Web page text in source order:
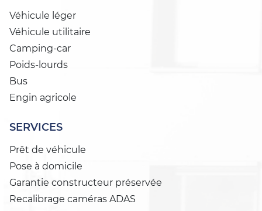
Véhicule léger
Véhicule utilitaire
Camping-car
Poids-lourds
Bus
Engin agricole
SERVICES
Prêt de véhicule
Pose à domicile
Garantie constructeur préservée
Recalibrage caméras ADAS